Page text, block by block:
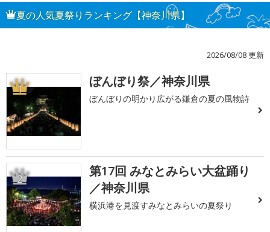
夏の人気夏祭りランキング【神奈川県】
2026/08/08 更新
1 ぼんぼり祭／神奈川県
ぼんぼりの明かり広がる鎌倉の夏の風物詩
2
第17回 みなとみらい大盆踊り
／神奈川県
横浜港を見渡すみなとみらいの夏祭り